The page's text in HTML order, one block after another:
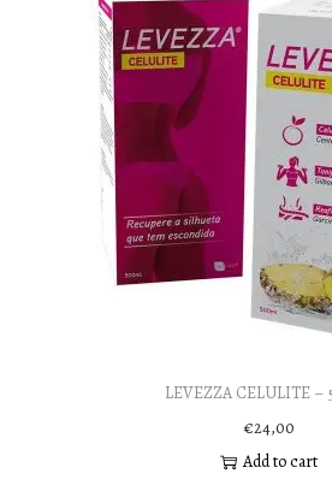
LEVEZZA CELULITE –
€24,00
Add to cart